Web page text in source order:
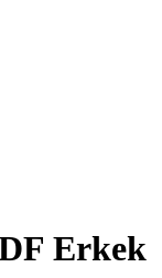
Erkek